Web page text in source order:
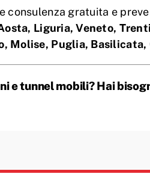
consulenza gratuita e
Liguria, Veneto,
Molise, Puglia,
e tunnel mobili? Hai